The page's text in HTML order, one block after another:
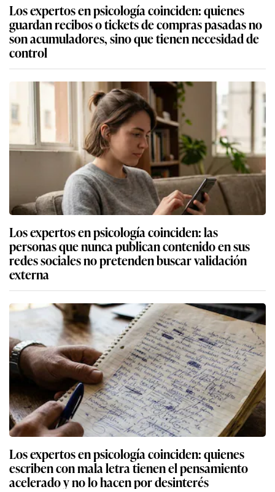
Los expertos en psicología coinciden: quienes
guardan recibos o tickets de compras pasadas no
son acumuladores, sino que tienen necesidad de
control
Los expertos en psicología coinciden: las
personas que nunca publican contenido en sus
redes sociales no pretenden buscar validación
externa
Los expertos en psicología coinciden: quienes
escriben con mala letra tienen el pensamiento
acelerado y no lo hacen por desinterés